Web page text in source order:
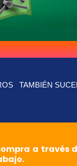
TAMBIÉN
a través